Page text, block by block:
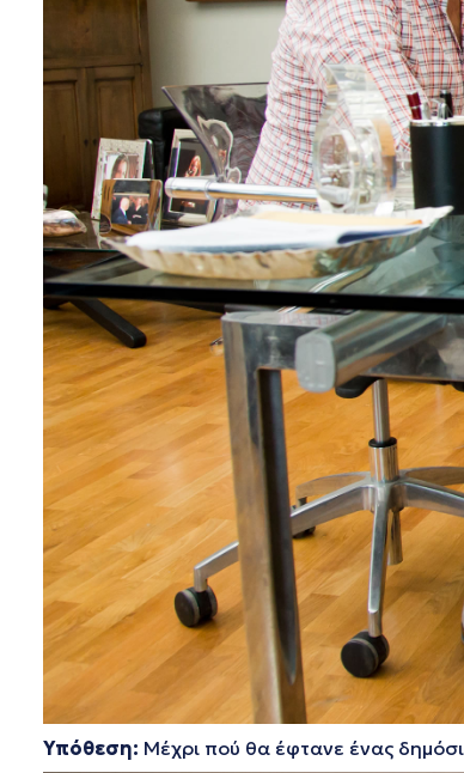
Υπόθεση: Μέχρι πού θα έφτανε ένας